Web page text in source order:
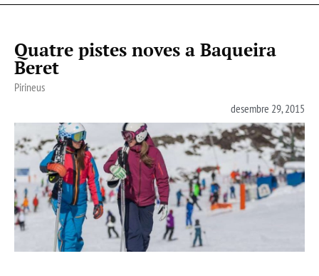
Quatre pistes noves a Baqueira
Beret
Pirineus
desembre 29, 2015